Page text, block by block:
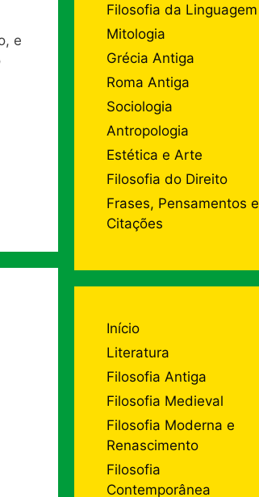
e
Filosofia da Linguagem
Mitologia
Grécia Antiga
Roma Antiga
Sociologia
Antropologia
Estética e Arte
Filosofia do Direito
Frases, Pensamentos e
Citações
Início
Literatura
Filosofia Antiga
Filosofia Medieval
Filosofia Moderna e
Renascimento
Filosofia
Contemporânea